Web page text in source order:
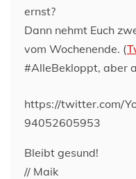
ernst?
Dann nehmt Euch
vom Wochenende. (
#AlleBekloppt, aber
https://twitter.com/
94052605953
Bleibt gesund!
// Maik